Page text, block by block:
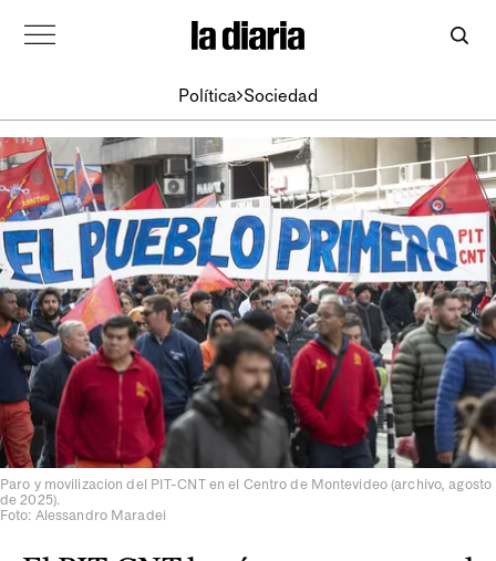
Política Sociedad
Paro y movilizacion del PIT-CNT en el Centro de Montevideo (archivo, agosto
de 2025).
Foto: Alessandro Maradei